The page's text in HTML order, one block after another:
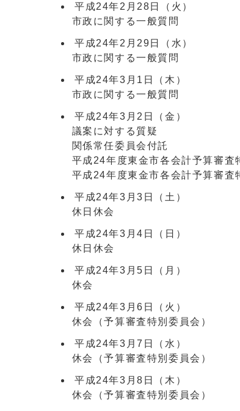
平成24年2月28日（火）
市政に関する一般質問
平成24年2月29日（水）
市政に関する一般質問
平成24年3月1日（木）
市政に関する一般質問
平成24年3月2日（金）
議案に対する質疑
関係常任委員会付託
平成24年度東金市各会計予算審査
平成24年度東金市各会計予算審査
平成24年3月3日（土）
休日休会
平成24年3月4日（日）
休日休会
平成24年3月5日（月）
休会
平成24年3月6日（火）
休会（予算審査特別委員会）
平成24年3月7日（水）
休会（予算審査特別委員会）
平成24年3月8日（木）
休会（予算審査特別委員会）